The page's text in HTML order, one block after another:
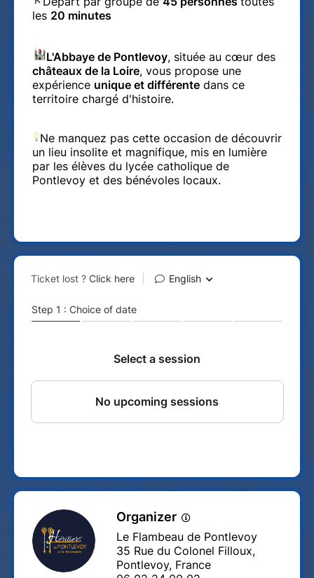
les 20 minutes
L'Abbaye de Pontlevoy, située au cœur des
châteaux de la Loire, vous propose une
expérience unique et différente dans ce
territoire chargé d'histoire.
Ne manquez pas cette occasion de découvrir
un lieu insolite et magnifique, mis en lumière
par les élèves du lycée catholique de
Pontlevoy et des bénévoles locaux.
Organizer
Le Flambeau de Pontlevoy
35 Rue du Colonel Filloux,
Pontlevoy, France